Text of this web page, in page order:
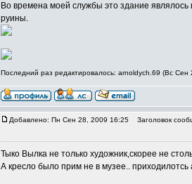
Во времена моей службы это здание
руины.
Последний раз редактировалось: arnoldych.69 (Вс Сен
Добавлено: Пн Сен 28, 2009 16:25 Заголовок
Тыко Вылка не только художник,скорее не
А кресло было прим не в музее.. приходилотсь